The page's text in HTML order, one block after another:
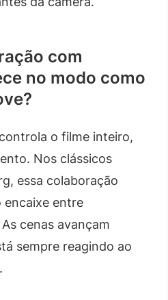
com
no modo como
o filme inteiro,
Nos clássicos
essa colaboração
encaixe entre
cenas avançam
sempre reagindo ao